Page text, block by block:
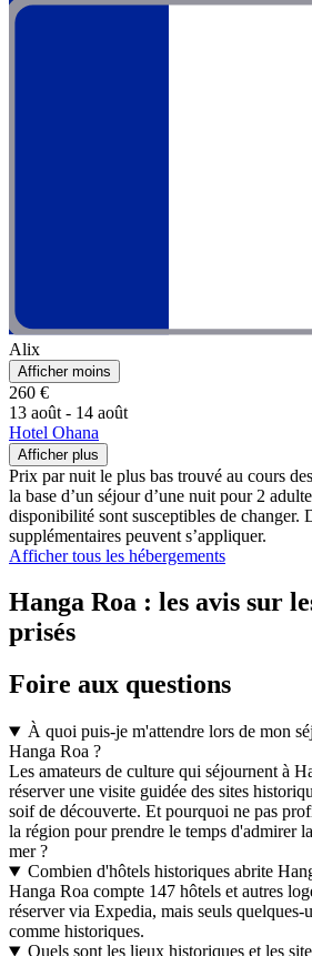
Alix
Afficher moins
260 €
13 août - 14 août
Hotel Ohana
Afficher plus
Prix par nuit le plus bas trouvé au cours
la base d’un séjour d’une nuit pour 2
disponibilité sont susceptibles de changer.
supplémentaires peuvent s’appliquer.
Afficher tous les hébergements
Hanga Roa : les avis sur
prisés
Foire aux questions
À quoi puis-je m'attendre lors de mon
Hanga Roa ?
Les amateurs de culture qui séjournent à
réserver une visite guidée des sites
soif de découverte. Et pourquoi ne pas
la région pour prendre le temps d'admirer
mer ?
Combien d'hôtels historiques abrite
Hanga Roa compte 147 hôtels et autres
réserver via Expedia, mais seuls quelques-
comme historiques.
Quels sont les lieux historiques et les